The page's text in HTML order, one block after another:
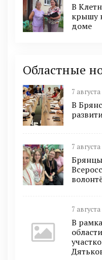
В
крышу
доме
Областные
7
В
7
7
В